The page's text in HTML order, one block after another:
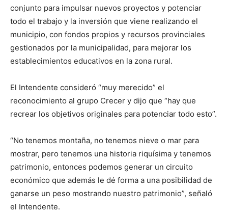
conjunto para impulsar nuevos proyectos y potenciar
todo el trabajo y la inversión que viene realizando el
municipio, con fondos propios y recursos provinciales
gestionados por la municipalidad, para mejorar los
establecimientos educativos en la zona rural.
El Intendente consideró “muy merecido” el
reconocimiento al grupo Crecer y dijo que “hay que
recrear los objetivos originales para potenciar todo esto”.
“No tenemos montaña, no tenemos nieve o mar para
mostrar, pero tenemos una historia riquísima y tenemos
patrimonio, entonces podemos generar un circuito
económico que además le dé forma a una posibilidad de
ganarse un peso mostrando nuestro patrimonio”, señaló
el Intendente.